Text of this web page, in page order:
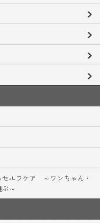
ルフケア ～ワンちゃん・
～